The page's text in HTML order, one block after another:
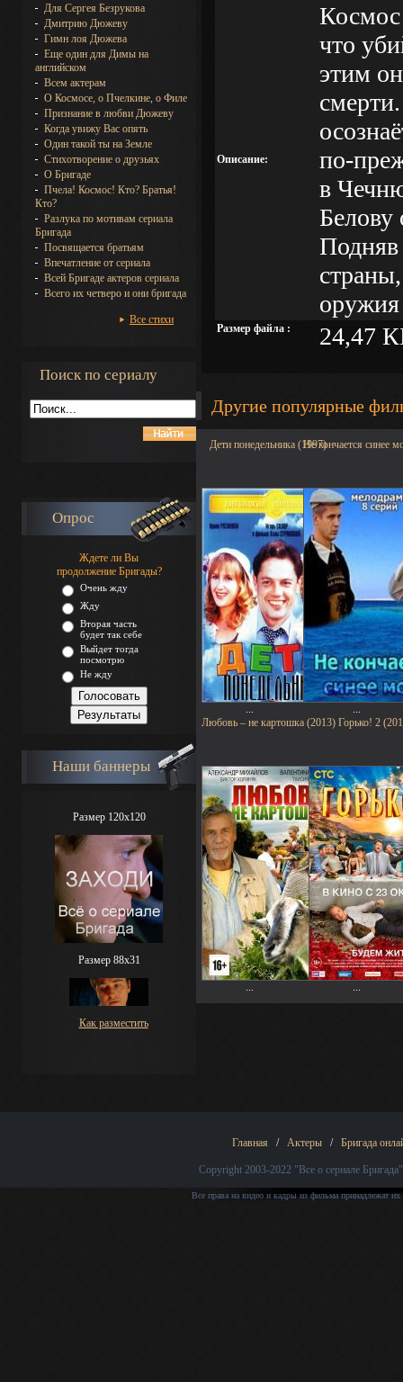
Для Сергея Безрукова
Дмитрию Дюжеву
Гимн лоя Дюжева
Еще один для Димы на
английском
Всем актерам
О Космосе, о Пчелкине, о Филе
Признание в любви Дюжеву
Когда увижу Вас опять
Один такой ты на Земле
Стихотворение о друзьях
О Бригаде
Пчела! Космос! Кто? Братья!
Кто?
Разлука по мотивам сериала
Бригада
Посвящается братьям
Впечатление от сериала
Всей Бригаде актеров сериала
Всего их четверо и они бригада
Все стихи
Поиск по сериалу
Опрос
Ждете ли Вы
продолжение Бригады?
Очень жду
Жду
Вторая часть
будет так себе
Выйдет тогда
посмотрю
Не жду
Наши баннеры
Размер 120x120
Размер 88х31
Как разместить
Описание:
Космос
что
этим
по-
в
Белову
Подняв
Размер файла : 24,47
Другие популярные
Дети понедельника (1997)Не кончается синее
Любовь – не картошка (2013) Горько! 2
Главная / Актеры / Бригада
Copyright 2003-2022 "Все о сериале Бригада"
Все права на видео и кадры из фильма принадлежат